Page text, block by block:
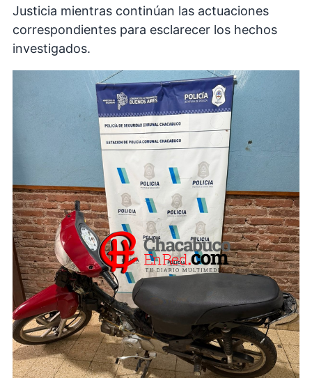
Justicia mientras continúan las actuaciones
correspondientes para esclarecer los hechos
investigados.